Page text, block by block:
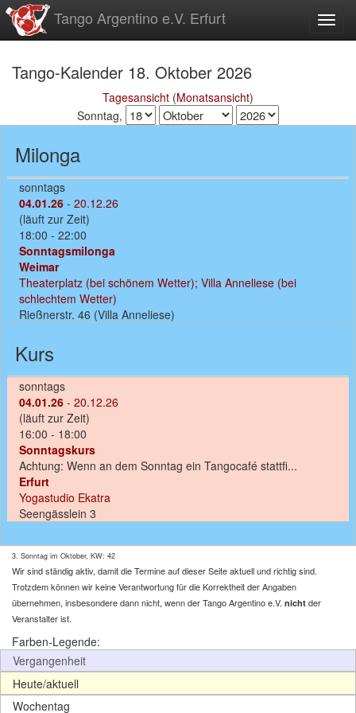
zum
Inhalt
Tango Argentino e.V. Erfurt
Tango-Kalender 18. Oktober 2026
Tagesansicht (Monatsansicht)
Sonntag,
Milonga
sonntags
04.01.26 -20.12.26
(läuft zur Zeit)
18:00 - 22:00
Sonntagsmilonga
Weimar
Theaterplatz (bei schönem Wetter); Villa Anneliese (bei
schlechtem Wetter)
Rießnerstr. 46 (Villa Anneliese)
Kurs
sonntags
04.01.26 -20.12.26
(läuft zur Zeit)
16:00 - 18:00
Sonntagskurs
Achtung: Wenn an dem Sonntag ein Tangocafé stattfi...
Erfurt
Yogastudio Ekatra
Seengässlein 3
3. Sonntag im Oktober, KW: 42
Wir sind ständig aktiv, damit die Termine auf dieser Seite aktuell und richtig sind.
Trotzdem können wir keine Verantwortung für die Korrektheit der Angaben
übernehmen, insbesondere dann nicht, wenn der Tango Argentino e.V. nicht der
Veranstalter ist.
Farben-Legende:
Vergangenheit
Heute/aktuell
Wochentag